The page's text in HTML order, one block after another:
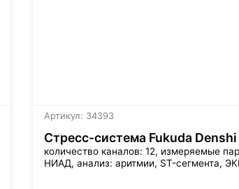
Артикул: 34393
Стресс-система Fukuda Denshi
количество каналов: 12, измеряемые
НИАД, анализ: аритмии, ST-сегмента,